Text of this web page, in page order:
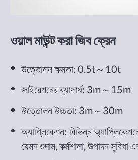
ওয়াল মাউন্ট করা জিব ক্রেন
উত্তোলন ক্ষমতা: 0.5t～10t
জাইরেশনের ব্যাসার্ধ: 3m～15m
উত্তোলন উচ্চতা: 3m～30m
অ্যাপ্লিকেশন: বিভিন্ন
যেমন গুদাম, কর্মশালা, উত্পাদন সুবিধা